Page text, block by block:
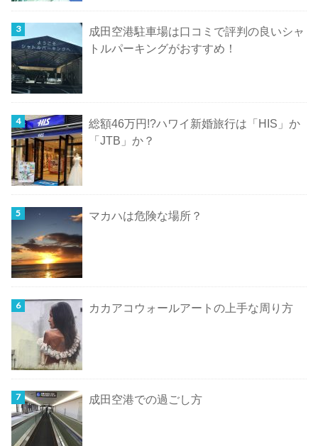
成田空港駐車場は口コミで評判の良いシャ
トルパーキングがおすすめ！
総額46万円!?ハワイ新婚旅行は「HIS」か
「JTB」か？
マカハは危険な場所？
カカアコウォールアートの上手な周り方
成田空港での過ごし方